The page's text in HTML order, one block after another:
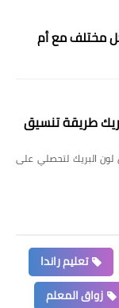
مختلف مع أم
طريقة تنسيق
لون البريك لتحصلي على
تعليم راندا
زواق المعلم